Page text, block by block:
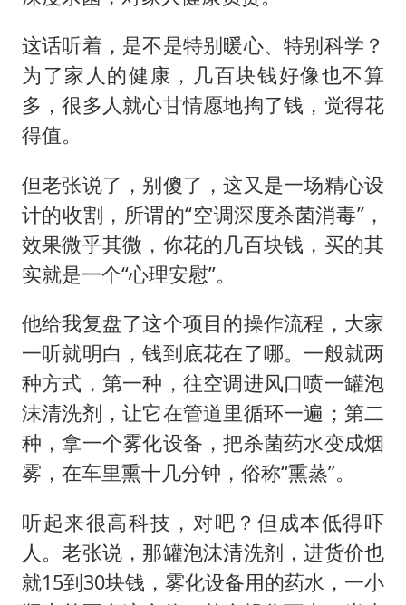
这话听着，是不是特别暖心、特别科学？
为了家人的健康，几百块钱好像也不算
多，很多人就心甘情愿地掏了钱，觉得花
得值。
但老张说了，别傻了，这又是一场精心设
计的收割，所谓的“空调深度杀菌消毒”，
效果微乎其微，你花的几百块钱，买的其
实就是一个“心理安慰”。
他给我复盘了这个项目的操作流程，大家
一听就明白，钱到底花在了哪。一般就两
种方式，第一种，往空调进风口喷一罐泡
沫清洗剂，让它在管道里循环一遍；第二
种，拿一个雾化设备，把杀菌药水变成烟
雾，在车里熏十几分钟，俗称“熏蒸”。
听起来很高科技，对吧？但成本低得吓
人。老张说，那罐泡沫清洗剂，进货价也
就15到30块钱，雾化设备用的药水，一小